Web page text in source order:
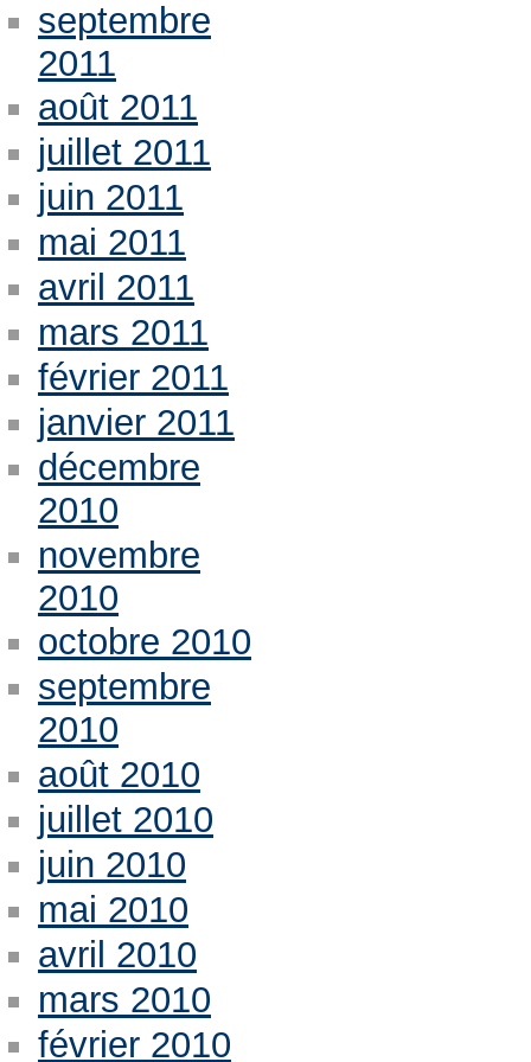
septembre
2011
août 2011
juillet 2011
juin 2011
mai 2011
avril 2011
mars 2011
février 2011
janvier 2011
décembre
2010
novembre
2010
octobre 2010
septembre
2010
août 2010
juillet 2010
juin 2010
mai 2010
avril 2010
mars 2010
février 2010